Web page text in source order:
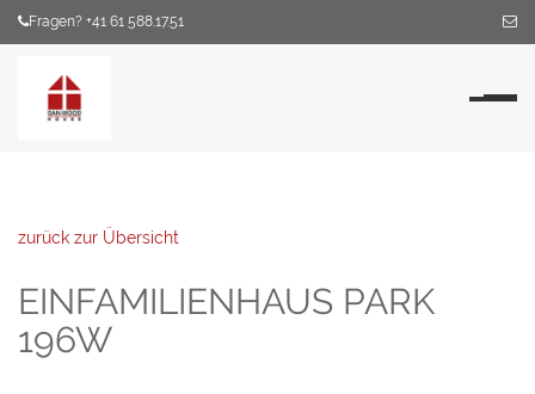
Fragen? +41 61 588.17.51
zurück zur Übersicht
EINFAMILIENHAUS PARK
196W